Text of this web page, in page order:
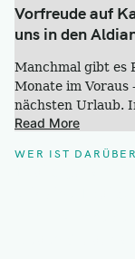
Vorfreude auf
uns in den
Manchmal gibt es
Monate im Voraus
nächsten Urlaub.
Read More
WER IST